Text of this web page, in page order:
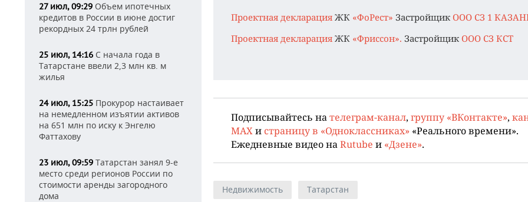
27 июл, 09:29 Объем ипотечных
кредитов в России в июне достиг
рекордных 24 трлн рублей
25 июл, 14:16 С начала года в
Татарстане ввели 2,3 млн кв. м
жилья
24 июл, 15:25 Прокурор настаивает
на немедленном изъятии активов
на 651 млн по иску к Энгелю
Фаттахову
23 июл, 09:59 Татарстан занял 9-е
место среди регионов России по
стоимости аренды загородного
дома
Проектная декларация ЖК «ФоРест» Застройщик ООО СЗ 1
Проектная декларация ЖК «Фриссон». Застройщик ООО СЗ КСТ
Подписывайтесь на телеграм-канал, группу «ВКонтакте»,
MAX и страницу в «Одноклассниках» «Реального времени».
Ежедневные видео на Rutube и «Дзене».
Недвижимость Татарстан